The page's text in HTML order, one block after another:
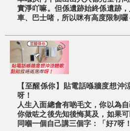
實淨吖嘛。但係遺跡始終係遺跡
車、巴士啫，所以咪有高度限制囉
【至醒係你】貼電話喺牆度想沖
呀！
人生入面總會有啲毛文，你以為
你做咗之後先知後悔莫及，如果
同嗰一個自己講三個字：「好7呀！